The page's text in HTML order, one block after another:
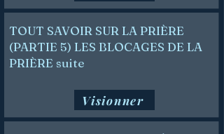
TOUT SAVOIR SUR LA PRIÈRE
(PARTIE 5) LES BLOCAGES DE LA
PRIÈRE suite
Visionner